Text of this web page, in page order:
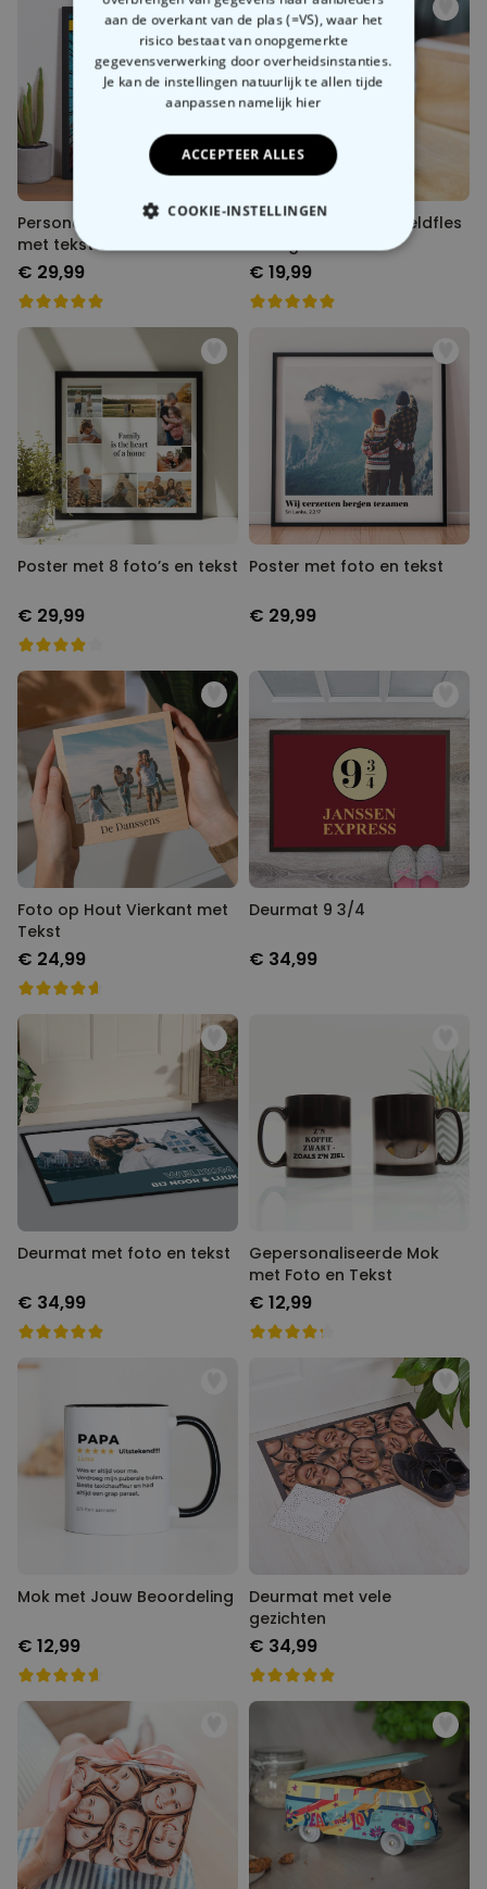
Personaliseerbare poster
met tekst en foto in comic
stijl
€ 29,99
Personaliseerbare veldfles
vintage
€ 19,99
Poster met 8 foto’s en tekst
€ 29,99
Poster met foto en tekst
€ 29,99
Foto op Hout Vierkant met
Tekst
€ 24,99
Deurmat 9 3/4
€ 34,99
Deurmat met foto en tekst
€ 34,99
Gepersonaliseerde Mok
met Foto en Tekst
€ 12,99
Mok met Jouw Beoordeling
€ 12,99
Deurmat met vele
gezichten
€ 34,99
aan de overkant van de plas (=VS), waar het
risico bestaat van onopgemerkte
gegevensverwerking door overheidsinstanties.
Je kan de instellingen natuurlijk te allen tijde
aanpassen namelijk hier
ACCEPTEER ALLES
COOKIE-INSTELLINGEN
NOODZAKELIJK
MARKETING OVERIGE